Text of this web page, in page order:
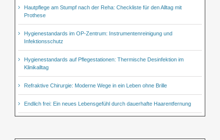
Hautpflege am Stumpf nach der Reha: Checkliste für den Alltag mit
Prothese
Hygienestandards im OP-Zentrum: Instrumentenreinigung und
Infektionsschutz
Hygienestandards auf Pflegestationen: Thermische Desinfektion im
Klinikalltag
Refraktive Chirurgie: Moderne Wege in ein Leben ohne Brille
Endlich frei: Ein neues Lebensgefühl durch dauerhafte Haarentfernung